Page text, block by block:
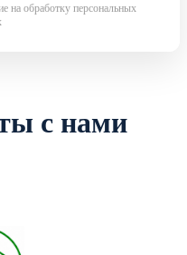
на обработку персональных
с нами